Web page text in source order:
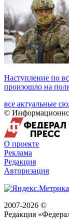
Наступление по
произошло на
все актуальные
©
О проекте
Реклама
Редакция
Авторизация
2007-2026 ©
Редакция «